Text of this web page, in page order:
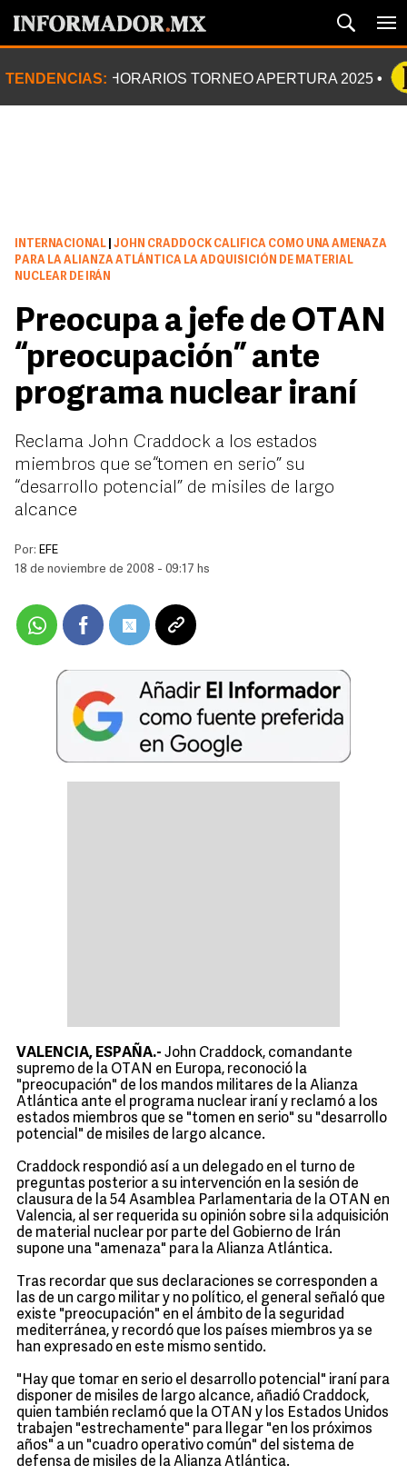
TENDENCIAS: HORARIOS TORNEO APERTURA 2025
INTERNACIONAL
JOHN CRADDOCK CALIFICA COMO UNA AMENAZA
PARA LA ALIANZA ATLÁNTICA LA ADQUISICIÓN DE MATERIAL
NUCLEAR DE IRÁN
Preocupa a jefe de OTAN
“preocupación” ante
programa nuclear iraní
Reclama John Craddock a los estados
miembros que se “tomen en serio” su
“desarrollo potencial” de misiles de largo
alcance
Por: EFE
18 de noviembre de 2008 - 09:17 hs
VALENCIA, ESPAÑA.- John Craddock, comandante
supremo de la OTAN en Europa, reconoció la
"preocupación" de los mandos militares de la Alianza
Atlántica ante el programa nuclear iraní y reclamó a los
estados miembros que se "tomen en serio" su "desarrollo
potencial" de misiles de largo alcance.
Craddock respondió así a un delegado en el turno de
preguntas posterior a su intervención en la sesión de
clausura de la 54 Asamblea Parlamentaria de la OTAN en
Valencia, al ser requerida su opinión sobre si la adquisición
de material nuclear por parte del Gobierno de Irán
supone una "amenaza" para la Alianza Atlántica.
Tras recordar que sus declaraciones se corresponden a
las de un cargo militar y no político, el general señaló que
existe "preocupación" en el ámbito de la seguridad
mediterránea, y recordó que los países miembros ya se
han expresado en este mismo sentido.
"Hay que tomar en serio el desarrollo potencial" iraní para
disponer de misiles de largo alcance, añadió Craddock,
quien también reclamó que la OTAN y los Estados Unidos
trabajen "estrechamente" para llegar "en los próximos
años" a un "cuadro operativo común" del sistema de
defensa de misiles de la Alianza Atlántica.